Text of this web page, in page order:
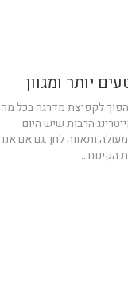
יותר ומגוון
לקפיצת מדרגה בכל מה
הרבות שיש היום
ותאווה לחך.גם אם אנו
הקינוח...